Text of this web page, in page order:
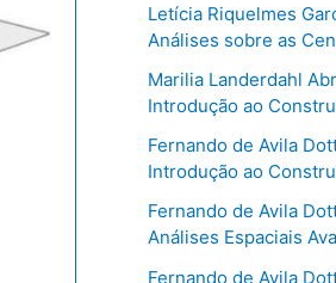
Letícia Riquelmes
Análises sobre as
Marilia Landerdahl
Introdução ao
Fernando de Avila
Introdução ao
Fernando de Avila
Análises Espaciais
Fernando de Avila